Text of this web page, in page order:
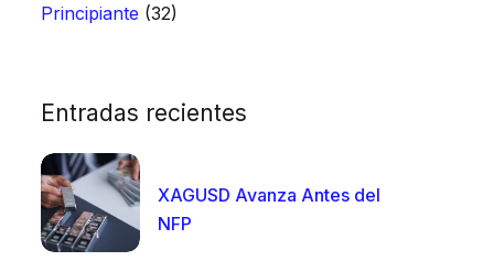
Principiante (32)
Entradas recientes
XAGUSD Avanza Antes del
NFP